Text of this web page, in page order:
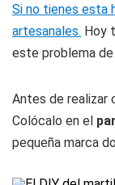
Si no tienes esta
artesanales. Hoy
este problema de
Antes de realizar
Colócalo en el
pequeña marca